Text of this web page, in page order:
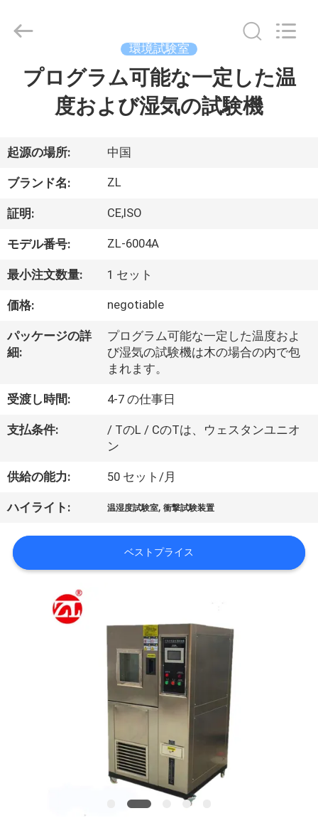
ロ
ダ
ク
ト
デ
オ
私
達
つ
い
て
Dongguan
Zhongli
環境試験室
プログラム可能な一定した温
度および湿気の試験機
起源の場所: 中国
ブランド名: ZL
証明: CE,ISO
モデル番号: ZL-6004A
最小注文数量: 1 セット
価格: negotiable
パッケージの詳
細:
プログラム可能な一定した温度およ
び湿気の試験機は木の場合の内で包
まれます。
受渡し時間: 4-7 の仕事日
支払条件:
/ TのL / CのTは、ウェスタンユニオ
ン
供給の能力: 50 セット/月
ハイライト: 温湿度試験室,衝撃試験装置
ベストプライス